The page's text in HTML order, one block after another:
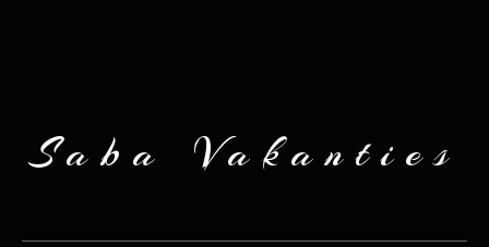
Saba Vakanties